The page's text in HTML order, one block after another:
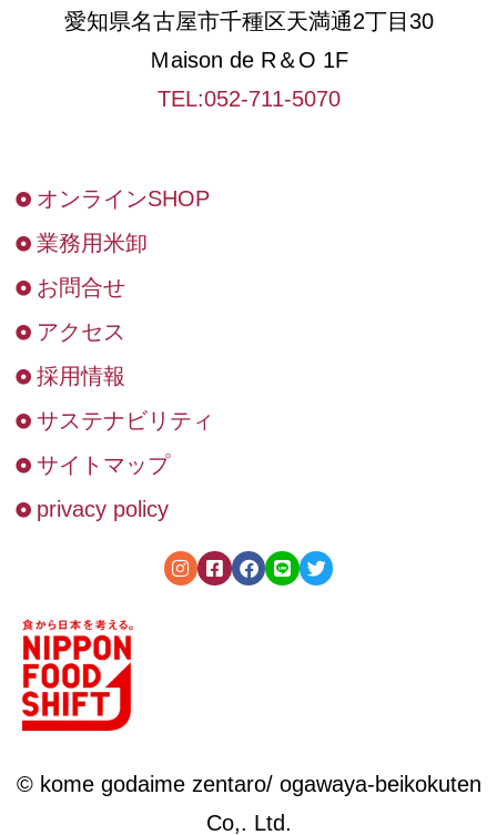
愛知県名古屋市千種区天満通2丁目30
Ｍaison de R＆O 1F
TEL:052-711-5070
オンラインSHOP
業務用米卸
お問合せ
アクセス
採用情報
サステナビリティ
サイトマップ
privacy policy
© kome godaime zentaro/ ogawaya-beikokuten
Co,. Ltd.